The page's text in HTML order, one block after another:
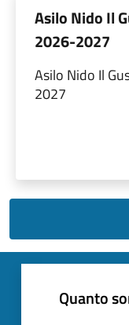
Asilo Nido Il
2026-2027
Asilo Nido Il
2027
Quanto